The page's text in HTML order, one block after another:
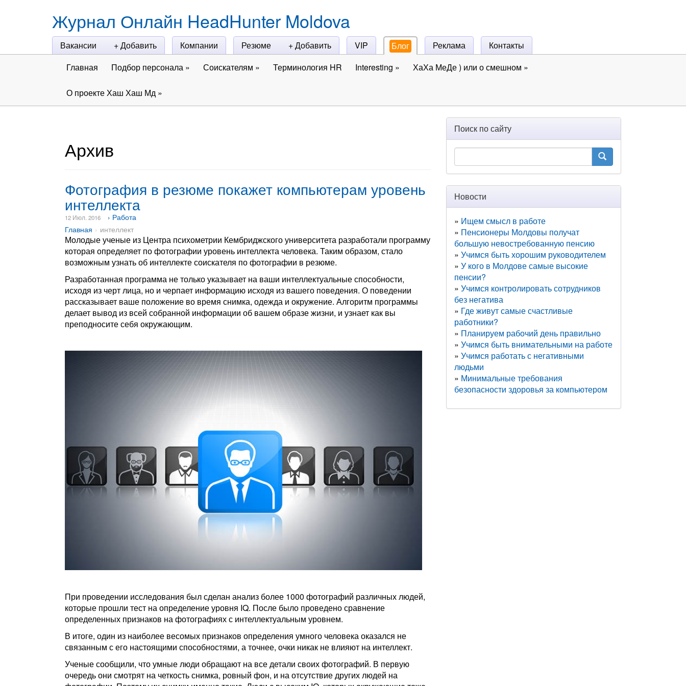
Журнал Онлайн HeadHunter Moldova
Вакансии + Добавить Компании Резюме + Добавить VIP Блог Реклама
Контакты
Главная
Подбор персонала » Соискателям » Терминология HR Interesting » ХаХа МеДе ) или о смешном »
О проекте Хаш Хаш Мд »
Архив
Фотография в резюме покажет компьютерам уровень
интеллекта
12 Июл. 2016
› Работа
Главная
интеллект
Молодые ученые из Центра психометрии Кембриджского университета разработали программу
которая определяет по фотографии уровень интеллекта человека. Таким образом, стало
возможным узнать об интеллекте соискателя по фотографии в резюме.
Разработанная программа не только указывает на ваши интеллектуальные способности,
исходя из черт лица, но и черпает информацию исходя из вашего поведения. О поведении
рассказывает ваше положение во время снимка, одежда и окружение. Алгоритм программы
делает вывод из всей собранной информации об вашем образе жизни, и узнает как вы
преподносите себя окружающим.
При проведении исследования был сделан анализ более 1000 фотографий различных людей,
которые прошли тест на определение уровня IQ. После было проведено сравнение
определенных признаков на фотографиях с интеллектуальным уровнем.
В итоге, один из наиболее весомых признаков определения умного человека оказался не
связанным с его настоящими способностями, а точнее, очки никак не влияют на интеллект.
Ученые сообщили, что умные люди обращают на все детали своих фотографий. В первую
очередь они смотрят на четкость снимка, ровный фон, и на отсутствие других людей на
Поиск по сайту
Новости
Ищем смысл в работе
Пенсионеры Молдовы получат
большую невостребованную пенсию
Учимся быть хорошим руководителем
У кого в Молдове самые высокие
пенсии?
Учимся контролировать сотрудников
без негатива
Где живут самые счастливые
работники?
Планируем рабочий день правильно
Учимся быть внимательными на работе
Учимся работать с негативными
людьми
Минимальные требования
безопасности здоровья за компьютером